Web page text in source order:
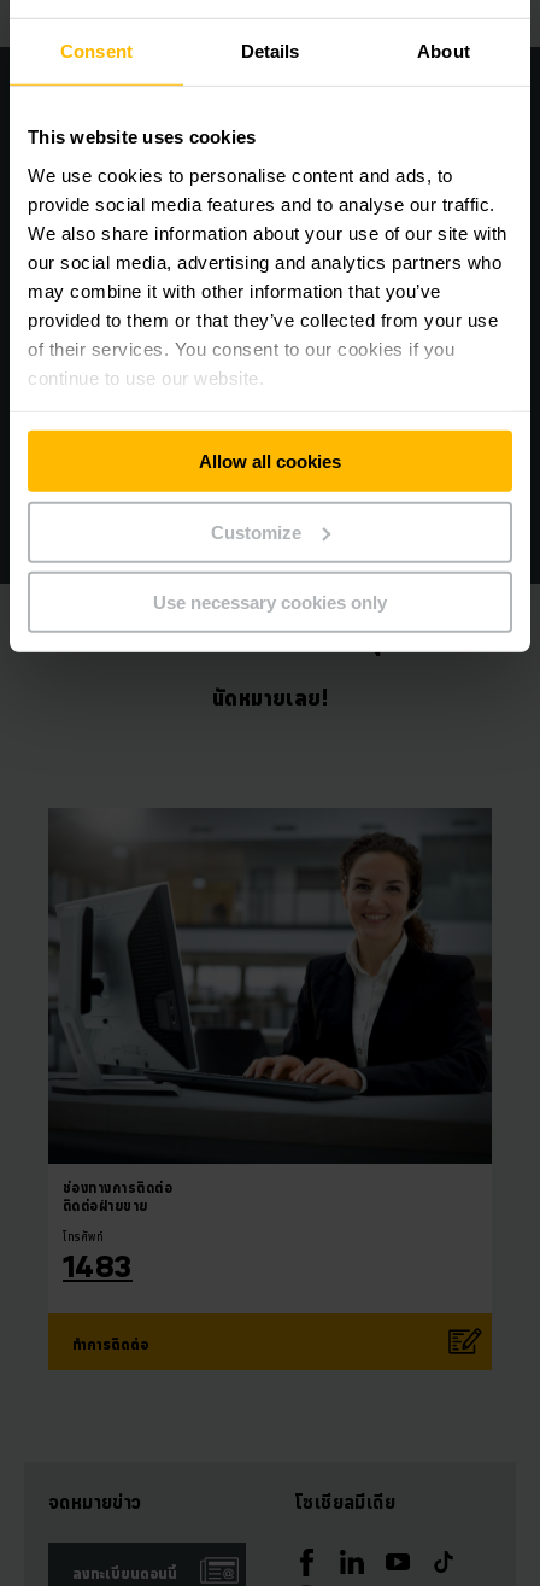
Consent Details About
This website uses cookies
We use cookies to personalise content and ads, to
provide social media features and to analyse our traffic.
We also share information about your use of our site with
our social media, advertising and analytics partners who
may combine it with other information that you’ve
provided to them or that they’ve collected from your use
of their services. You consent to our cookies if you
continue to use our website.
Allow all cookies
Customize
Use necessary cookies only
ค้นหาอะไหล่ได้อย่างรวดเร็ว ง่าย ด้วยการค้นหาแบบอัจฉริยะ
ลงทะเบียนตอนนี้และรอรับการติดต่อกลับจากเจ้าหน้าที่
ข้อมูลทั้งหมด
เรายินดีที่จะให้คำปรึกษาคุณ
นัดหมายเลย!
ช่องทางการติดต่อ
ติดต่อฝ่ายขาย
โทรศัพท์
1483
ทำการติดต่อ
จดหมายข่าว
ลงทะเบียนตอนนี้
โซเชียลมีเดีย